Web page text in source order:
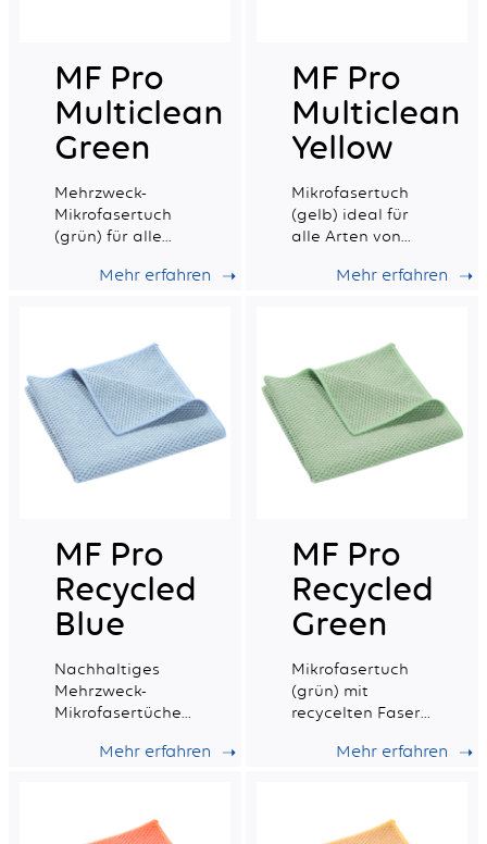
MF Pro
Multiclean
Green
Mehrzweck-
Mikrofasertuch
(grün) für alle
Mehr erfahren
MF Pro
Multiclean
Yellow
Mikrofasertuch
(gelb) ideal für
alle Arten von
sehr guterMehr erfahren
MF Pro
Recycled
Blue
Nachhaltiges
Mehrzweck-
Mikrofasertücher
recyceltem
Wischfähigkeit.
Mehr erfahren
MF Pro
Recycled
Green
Mikrofasertuch
(grün) mit
recycelten Fasern,
Arten von
Saugfähigkeit.
Mehr erfahren